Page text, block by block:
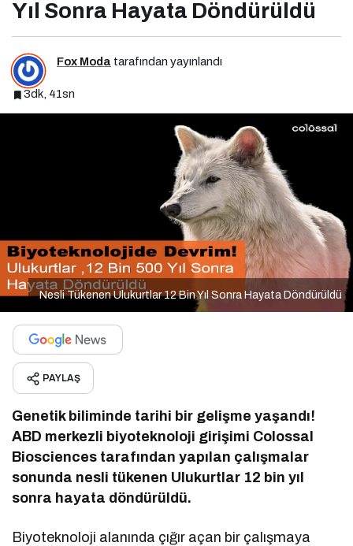
Yıl Sonra Hayata Döndürüldü
Fox Moda tarafından yayınlandı
3dk, 41sn
Nesli Tükenen Ulukurtlar 12 Bin Yıl Sonra Hayata Döndürüldü
PAYLAŞ
Genetik biliminde tarihi bir gelişme yaşandı!
ABD merkezli biyoteknoloji girişimi Colossal
Biosciences tarafından yapılan çalışmalar
sonunda nesli tükenen Ulukurtlar 12 bin yıl
sonra hayata döndürüldü.
Biyoteknoloji alanında çığır açan bir çalışmaya